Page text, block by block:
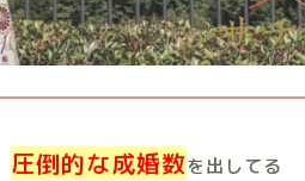
圧倒的な成婚数を出してる